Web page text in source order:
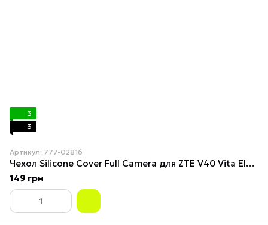
3
3
Артикул: 777-02816
Чехол Silicone Cover Full Camera для ZTE V40 Vita Elegant Purple
149 грн